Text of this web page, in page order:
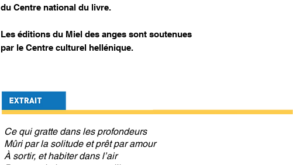
du Centre national du livre.
Les éditions du Miel des anges sont soutenues
par le Centre culturel hellénique.
Ce qui gratte dans les profondeurs
Mûri par la solitude et prêt par amour
À sortir, et habiter dans l’air